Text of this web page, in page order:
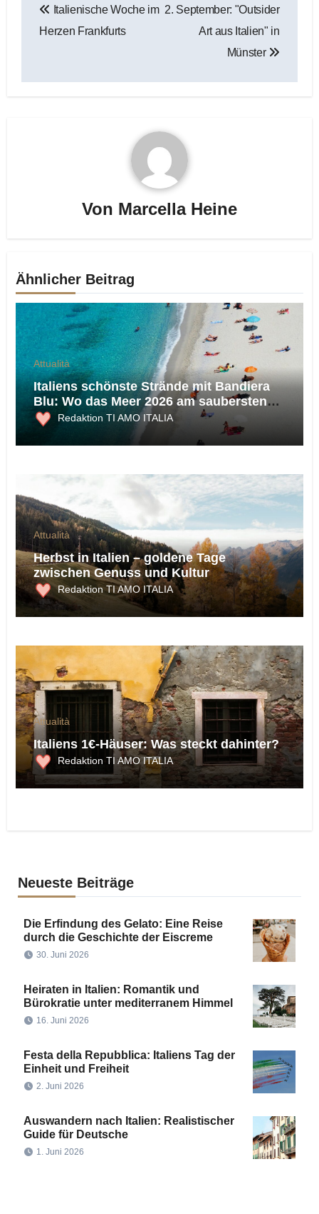
Italienische Woche im
Herzen Frankfurts
2. September: "Outsider
Art aus Italien" in
Münster
Von Marcella Heine
Ähnlicher Beitrag
Attualità
Italiens schönste Strände mit Bandiera
Blu: Wo das Meer 2026 am saubersten
ist
Redaktion TI AMO ITALIA
Attualità
Herbst in Italien – goldene Tage
zwischen Genuss und Kultur
Redaktion TI AMO ITALIA
Attualità
Italiens 1€-Häuser: Was steckt dahinter?
Redaktion TI AMO ITALIA
Neueste Beiträge
Die Erfindung des Gelato: Eine Reise
durch die Geschichte der Eiscreme
30. Juni 2026
Heiraten in Italien: Romantik und
Bürokratie unter mediterranem Himmel
16. Juni 2026
Festa della Repubblica: Italiens Tag der
Einheit und Freiheit
2. Juni 2026
Auswandern nach Italien: Realistischer
Guide für Deutsche
1. Juni 2026